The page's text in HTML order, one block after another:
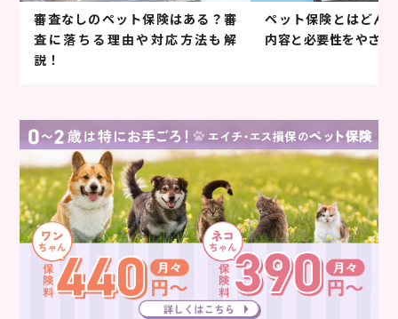
審査なしのペット保険はある？審
査に落ちる理由や対応方法も解
説！
ペット保険とはどん
内容と必要性をやさし